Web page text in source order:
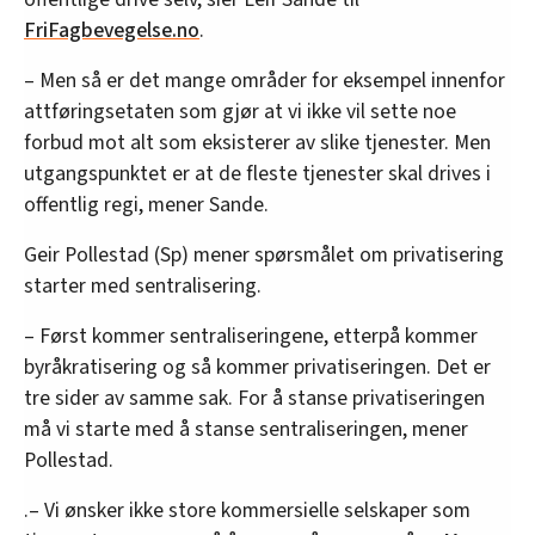
FriFagbevegelse.no.
– Men så er det mange områder for eksempel innenfor
attføringsetaten som gjør at vi ikke vil sette noe
forbud mot alt som eksisterer av slike tjenester. Men
utgangspunktet er at de fleste tjenester skal drives i
offentlig regi, mener Sande.
Geir Pollestad (Sp) mener spørsmålet om privatisering
starter med sentralisering.
– Først kommer sentraliseringene, etterpå kommer
byråkratisering og så kommer privatiseringen. Det er
tre sider av samme sak. For å stanse privatiseringen
må vi starte med å stanse sentraliseringen, mener
Pollestad.
.– Vi ønsker ikke store kommersielle selskaper som